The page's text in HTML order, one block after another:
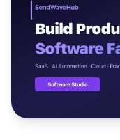
Studio NEW